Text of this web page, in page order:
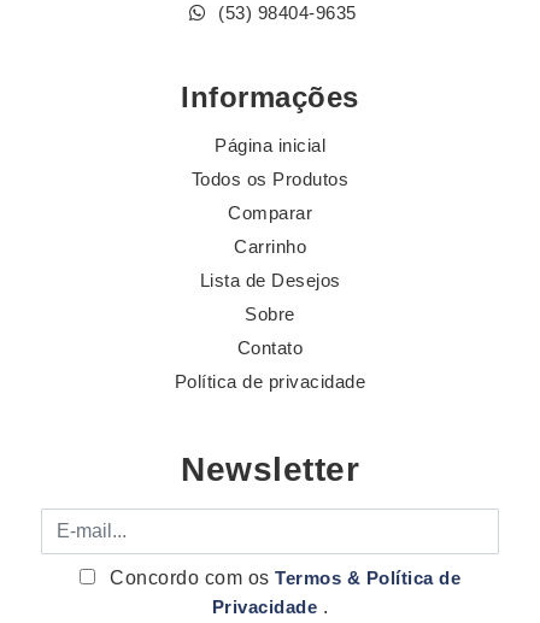
(53) 98404-9635
Informações
Página inicial
Todos os Produtos
Comparar
Carrinho
Lista de Desejos
Sobre
Contato
Política de privacidade
Newsletter
E-mail
Concordo com osTermos & Política de
Privacidade .